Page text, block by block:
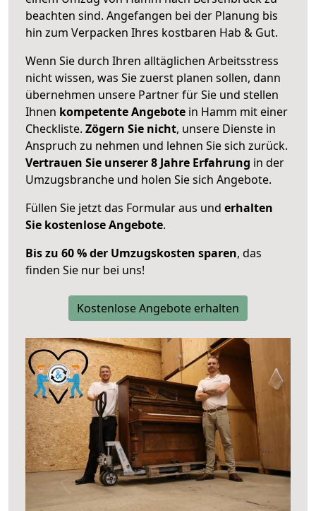
beachten sind. Angefangen bei der Planung bis
hin zum Verpacken Ihres kostbaren Hab & Gut.
Wenn Sie durch Ihren alltäglichen Arbeitsstress
nicht wissen, was Sie zuerst planen sollen, dann
übernehmen unsere Partner für Sie und stellen
Ihnen kompetente Angebote in Hamm mit einer
Checkliste. Zögern Sie nicht, unsere Dienste in
Anspruch zu nehmen und lehnen Sie sich zurück.
Vertrauen Sie unserer 8 Jahre Erfahrung in der
Umzugsbranche und holen Sie sich Angebote.
Füllen Sie jetzt das Formular aus und erhalten
Sie kostenlose Angebote.
Bis zu 60 % der Umzugskosten sparen, das
finden Sie nur bei uns!
Kostenlose Angebote erhalten